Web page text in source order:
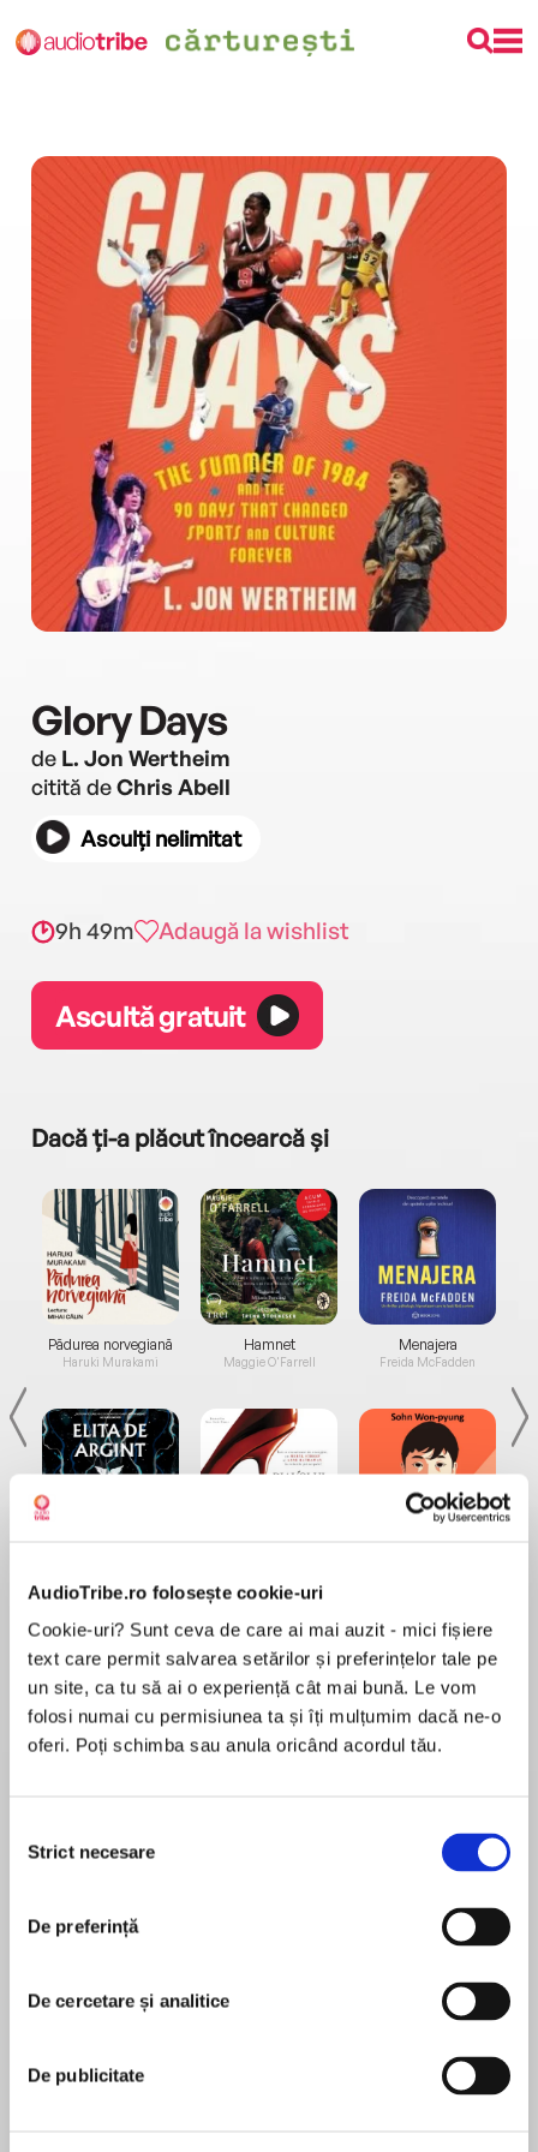
AudioTribe.ro folosește cookie-uri
Cookie-uri? Sunt ceva de care ai mai auzit - mici fișiere
text care permit salvarea setărilor și preferințelor tale pe
un site, ca tu să ai o experiență cât mai bună. Le vom
folosi numai cu permisiunea ta și îți mulțumim dacă ne-o
oferi. Poți schimba sau anula oricând acordul tău.
consimțământului
Strict necesare
De preferință
De cercetare și analitice
De publicitate
Glory Days
de L. Jon Wertheim
citită deChris Abell
Asculți nelimitat
9h 49m Adaugă la wishlist
Ascultă gratuit
Dacă ți-a plăcut încearcă și
Pădurea norvegiană
Haruki Murakami
de...
Dani Francis
Hamnet
Maggie O'Farrell
la...
Lauren Weisberger
Menajera
Freida McFadden
Desprecarte
A rollicking guided tour of one extraordinary
changed the way we think about modern sports
The summer of 1984 was a watershed moment
in the birth of modern sportswhen the nation
basketball player to professional athlete and
star. That summer also saw ESPN’s rise to
sports networkand the first modern,
În acest moment nu există recenzii
L. Jon Wertheim
L. Jon Wertheim is the executive editor of Sports
Illustrated. He is the author of seven highly praised